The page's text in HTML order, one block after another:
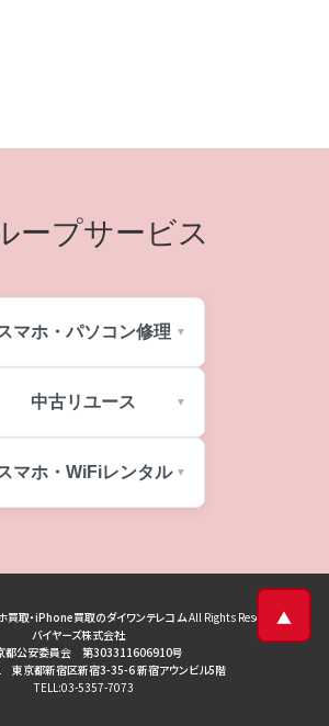
ープサービス
マホ・パソコン修理
中古リユース
マホ・WiFiレンタル
買取・iPhone買取のダイワンテレコムAll Rights Reserved
バイヤーズ株式会社
都公安委員会 第303311606910号
東京都新宿区新宿3-35-6 新宿アウンビル5階
TELL:03-5357-7073
▲